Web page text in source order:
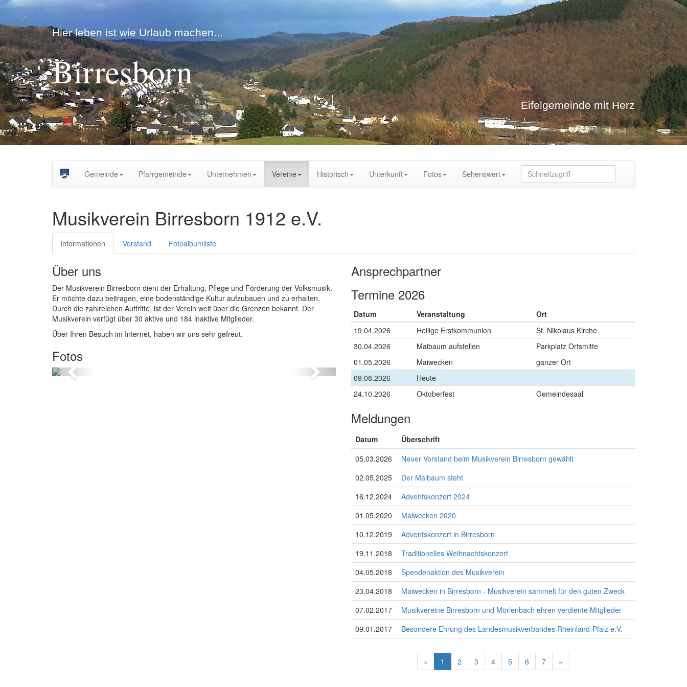
Hier leben ist wie Urlaub machen...
Birresborn
Eifelgemeinde mit Herz
Gemeinde Pfarrgemeinde Unternehmen Vereine Historisch Unterkunft Fotos Sehenswert
Musikverein Birresborn 1912 e.V.
Informationen Vorstand Fotoalbumliste
Über uns
Der Musikverein Birresborn dient der Erhaltung, Pflege und Förderung der Volksmusik.
Er möchte dazu beitragen, eine bodenständige Kultur aufzubauen und zu erhalten.
Durch die zahlreichen Auftritte, ist der Verein weit über die Grenzen bekannt. Der
Musikverein verfügt über 30 aktive und 184 inaktive Mitglieder.
Über Ihren Besuch im Internet, haben wir uns sehr gefreut.
Fotos
zurück weiter
Ansprechpartner
Termine 2026
Datum Veranstaltung
Ort
19.04.2026
Heilige Erstkommunion
St. Nikolaus Kirche
30.04.2026
Maibaum aufstellen
Parkplatz Ortsmitte
01.05.2026
Maiwecken
ganzer Ort
09.08.2026
Heute
24.10.2026
Oktoberfest Gemeindesaal
Meldungen
Datum
Überschrift
05.03.2026
Neuer Vorstand beim Musikverein Birresborn gewählt
02.05.2025
Der Maibaum steht
16.12.2024
Adventskonzert 2024
01.05.2020
Maiwecken 2020
10.12.2019
Adventskonzert in Birresborn
19.11.2018
Traditionelles Weihnachtskonzert
04.05.2018
Spendenaktion des Musikverein
23.04.2018
Maiwecken in Birresborn - Musikverein sammelt für den guten Zweck
07.02.2017
Musikvereine Birresborn und Mürlenbach ehren verdiente Mitglieder
09.01.2017
Besondere Ehrung des Landesmusikverbandes Rheinland-Pfalz e.V.
« 1 2 3 4 5 6 7 »